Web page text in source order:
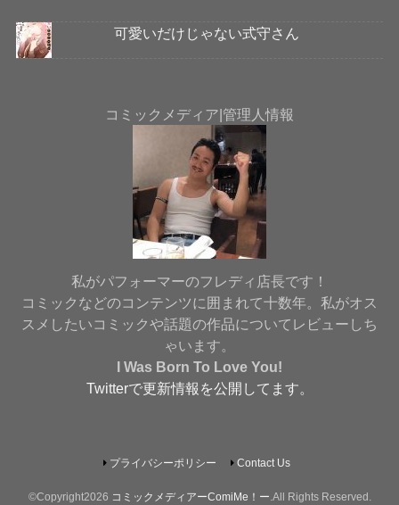
可愛いだけじゃない式守さん
コミックメディア|管理人情報
私がパフォーマーのフレディ店長です！
コミックなどのコンテンツに囲まれて十数年。私がオス
スメしたいコミックや話題の作品についてレビューしち
ゃいます。
I Was Born To Love You!
Twitterで更新情報を公開してます。
プライバシーポリシー Contact Us
©Copyright2026 コミックメディアーComiMe！ー .All Rights Reserved.